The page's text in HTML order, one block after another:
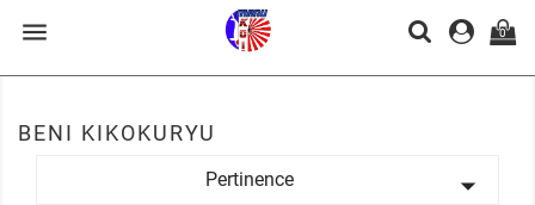
 0
BENI KIKOKURYU
Pertinence 